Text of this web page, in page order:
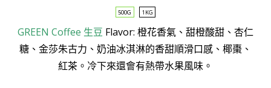
500G 1KG
GREEN Coffee 生豆 Flavor: 橙花香氣、甜橙酸甜、杏仁
糖、金莎朱古力、奶油冰淇淋的香甜順滑口感、椰棗、
紅茶。冷下來還會有熱帶水果風味。
product
has
multiple